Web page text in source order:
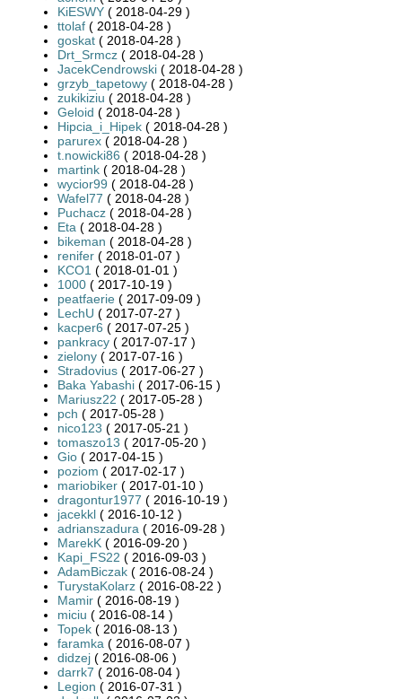
KiESWY ( 2018-04-29 )
ttolaf ( 2018-04-28 )
goskat ( 2018-04-28 )
Drt_Srmcz ( 2018-04-28 )
JacekCendrowski ( 2018-04-28 )
grzyb_tapetowy ( 2018-04-28 )
zukikiziu ( 2018-04-28 )
Geloid ( 2018-04-28 )
Hipcia_i_Hipek ( 2018-04-28 )
parurex ( 2018-04-28 )
t.nowicki86 ( 2018-04-28 )
martink ( 2018-04-28 )
wycior99 ( 2018-04-28 )
Wafel77 ( 2018-04-28 )
Puchacz ( 2018-04-28 )
Eta ( 2018-04-28 )
bikeman ( 2018-04-28 )
renifer ( 2018-01-07 )
KCO1 ( 2018-01-01 )
1000 ( 2017-10-19 )
peatfaerie ( 2017-09-09 )
LechU ( 2017-07-27 )
kacper6 ( 2017-07-25 )
pankracy ( 2017-07-17 )
zielony ( 2017-07-16 )
Stradovius ( 2017-06-27 )
Baka Yabashi ( 2017-06-15 )
Mariusz22 ( 2017-05-28 )
pch ( 2017-05-28 )
nico123 ( 2017-05-21 )
tomaszo13 ( 2017-05-20 )
Gio ( 2017-04-15 )
poziom ( 2017-02-17 )
mariobiker ( 2017-01-10 )
dragontur1977 ( 2016-10-19 )
jacekkl ( 2016-10-12 )
adrianszadura ( 2016-09-28 )
MarekK ( 2016-09-20 )
Kapi_FS22 ( 2016-09-03 )
AdamBiczak ( 2016-08-24 )
TurystaKolarz ( 2016-08-22 )
Mamir ( 2016-08-19 )
miciu ( 2016-08-14 )
Topek ( 2016-08-13 )
faramka ( 2016-08-07 )
didzej ( 2016-08-06 )
darrk7 ( 2016-08-04 )
Legion ( 2016-07-31 )